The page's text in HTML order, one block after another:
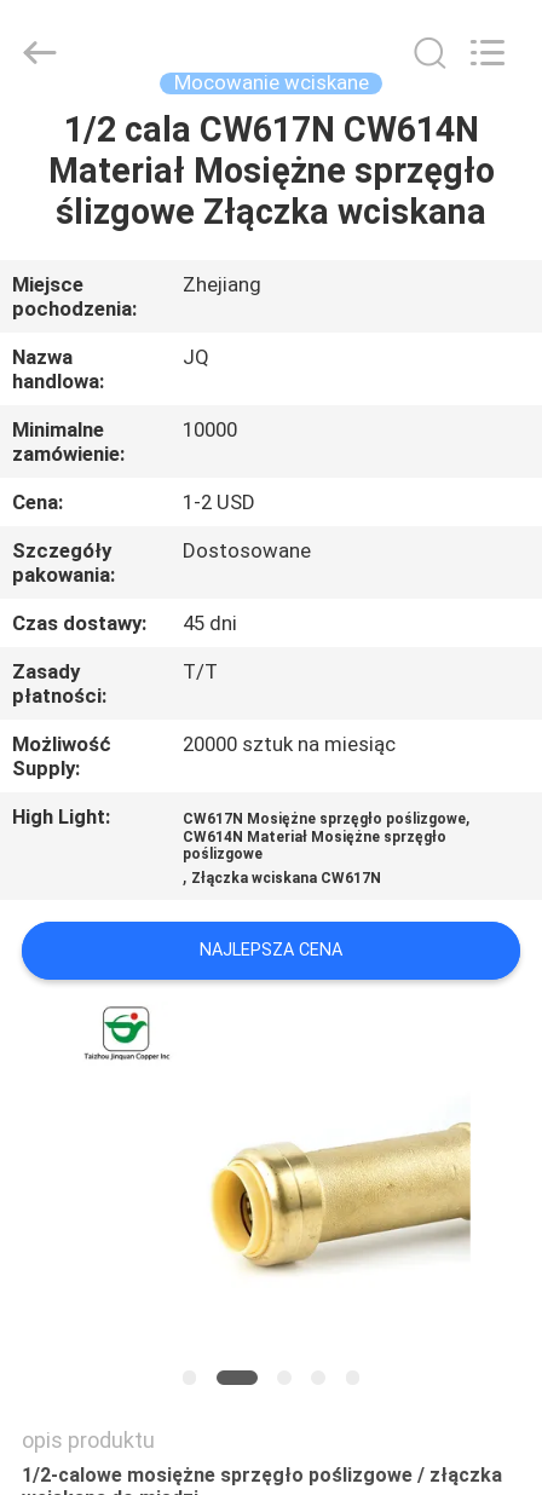
DOM
PRODUKTY
O
NAS
WYCIECZKA
PO
FABRYCE
KONTROLA
SKONTAKTUJ
SIĘ
Z
NAMI
AKTUALNOŚCI
POPROSIĆ
WYCENĘ
Ltd..
Mocowanie wciskane
1/2 cala CW617N CW614N
Materiał Mosiężne sprzęgło
ślizgowe Złączka wciskana
Miejsce
pochodzenia:
Zhejiang
Nazwa
handlowa:
JQ
Minimalne
zamówienie:
10000
Cena:
1-2 USD
Szczegóły
pakowania:
Dostosowane
Czas dostawy:
45 dni
Zasady
płatności:
T/T
Możliwość
Supply:
20000 sztuk na miesiąc
High Light: CW617N Mosiężne sprzęgło poślizgowe,
CW614N Materiał Mosiężne sprzęgło
poślizgowe
, Złączka wciskana CW617N
NAJLEPSZA CENA
opis produktu
1/2-calowe mosiężne sprzęgło poślizgowe / złączka